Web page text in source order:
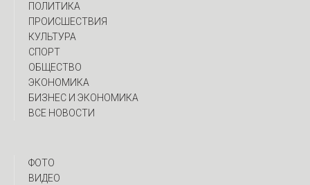
ПОЛИТИКА
ПРОИСШЕСТВИЯ
КУЛЬТУРА
СПОРТ
ОБЩЕСТВО
ЭКОНОМИКА
БИЗНЕС И ЭКОНОМИКА
ВСЕ НОВОСТИ
ФОТО
ВИДЕО